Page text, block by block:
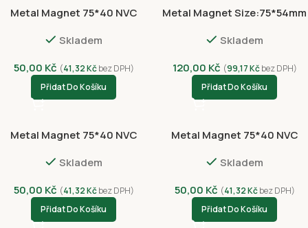
Metal Magnet 75*40 NVC
Skladem
50,00 Kč (41,32Kčbez DPH)
Přidat Do Košíku
Metal Magnet Size:75*54mm
Skladem
120,00 Kč (99,17Kčbez DPH)
Přidat Do Košíku
Metal Magnet 75*40 NVC
Skladem
50,00 Kč (41,32Kčbez DPH)
Přidat Do Košíku
Metal Magnet 75*40 NVC
Skladem
50,00 Kč (41,32Kčbez DPH)
Přidat Do Košíku